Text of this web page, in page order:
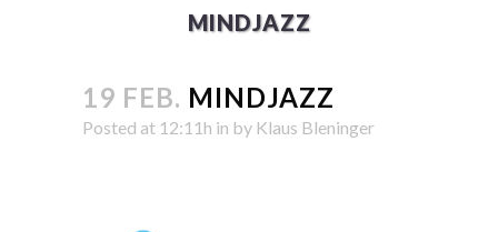
MINDJAZZ
19 FEB. MINDJAZZ
Posted at 12:11h in by Klaus Bleninger